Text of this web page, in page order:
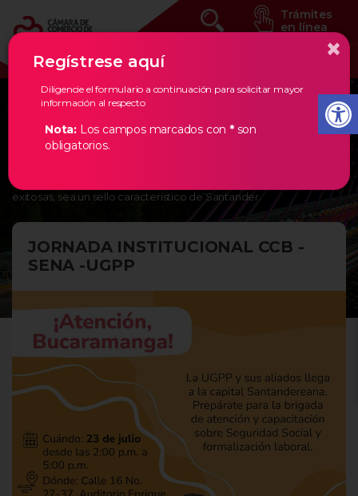
Trámites
en línea
Eventos Estratégicos
En la Cámara de Comercio de Bucaramanga, creemos en los
herramientas necesarias para que la creación de empresas
exitosas, sea un sello característico de Santander.
JORNADA INSTITUCIONAL CCB -
SENA -UGPP
×
Regístrese aquí
Diligencie el formulario a continuación para solicitar mayor
información al respecto
Nota: Los campos marcados con *son
obligatorios.